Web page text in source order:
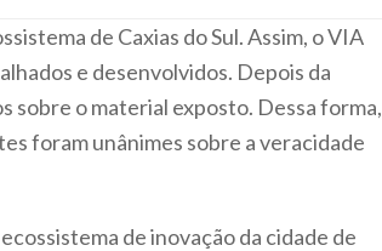
de Caxias do Sul. Assim, o VIA
e desenvolvidos. Depois da
sobre o material exposto. Dessa forma,
foram unânimes sobre a veracidade
de inovação da cidade de